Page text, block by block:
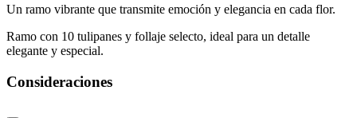
Un ramo vibrante que transmite emoción y elegancia en cada flor.
Ramo con 10 tulipanes y follaje selecto, ideal para un detalle
elegante y especial.
Consideraciones